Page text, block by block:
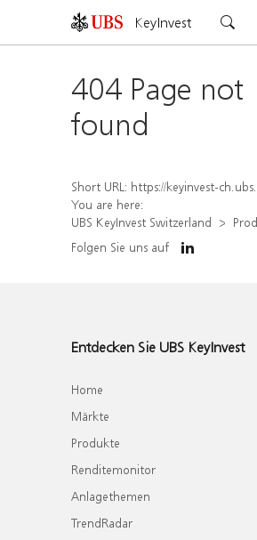
KeyInvest
404 Page not
found
Short URL: https://keyinvest-ch.ubs.com/produkt/detail/
You are here:
UBS KeyInvest Switzerland
Folgen Sie uns auf
Entdecken Sie UBS KeyInvest
Home
Märkte
Produkte
Renditemonitor
Anlagethemen
TrendRadar